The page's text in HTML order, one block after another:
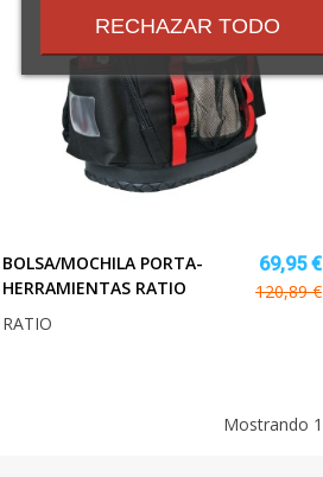
BOLSA/MOCHILA PORTA-
HERRAMIENTAS RATIO
69,95 €
120,89 €
RATIO
Mostrando 1
términos
y
condiciones
RECHAZAR TODO